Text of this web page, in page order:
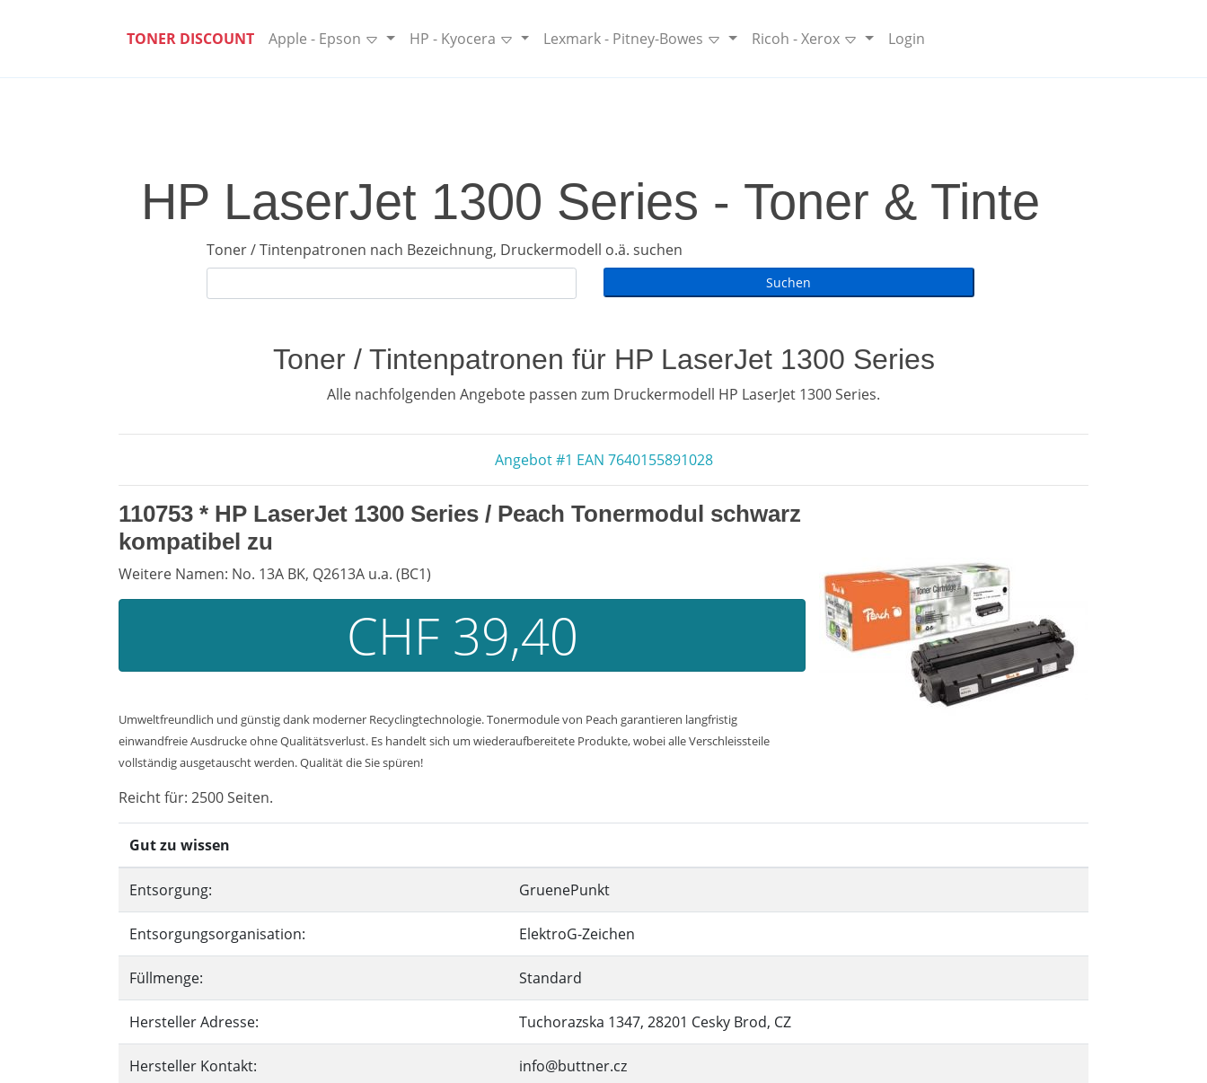
TONER DISCOUNT Apple - Epson HP - Kyocera Lexmark - Pitney-Bowes Ricoh - Xerox Login
HP LaserJet 1300 Series - Toner & Tinte
Toner / Tintenpatronen nach Bezeichnung, Druckermodell o.ä. suchen
Toner / Tintenpatronen für HP LaserJet 1300 Series
Alle nachfolgenden Angebote passen zum Druckermodell HP LaserJet 1300 Series.
Angebot #1 EAN 7640155891028
110753 * HP LaserJet 1300 Series / Peach Tonermodul schwarz
kompatibel zu
Weitere Namen: No. 13A BK, Q2613A u.a. (BC1)
CHF 39,40
Umweltfreundlich und günstig dank moderner Recyclingtechnologie. Tonermodule von Peach garantieren langfristig
einwandfreie Ausdrucke ohne Qualitätsverlust. Es handelt sich um wiederaufbereitete Produkte, wobei alle Verschleissteile
vollständig ausgetauscht werden. Qualität die Sie spüren!
Reicht für: 2500 Seiten.
Gut zu wissen
Entsorgung: GruenePunkt
Entsorgungsorganisation: ElektroG-Zeichen
Füllmenge: Standard
Hersteller Adresse: Tuchorazska 1347, 28201 Cesky Brod, CZ
Hersteller Kontakt: info@buttner.cz